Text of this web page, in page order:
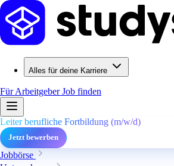
Alles für deine Karriere
Für ArbeitgeberJob finden
Leiter berufliche Fortbildung (m/w/d)
Jetzt bewerben
Jobbörse